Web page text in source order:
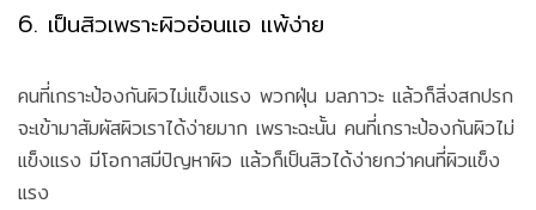
6. เป็นสิวเพราะผิวอ่อนแอ แพ้ง่าย
คนที่เกราะป้องกันผิวไม่แข็งแรง พวกฝุ่น มลภาวะ แล้วก็สิ่งสกปรก
จะเข้ามาสัมผัสผิวเราได้ง่ายมาก เพราะฉะนั้น คนที่เกราะป้องกันผิวไม่
แข็งแรง มีโอกาสมีปัญหาผิว แล้วก็เป็นสิวได้ง่ายกว่าคนที่ผิวแข็ง
แรง